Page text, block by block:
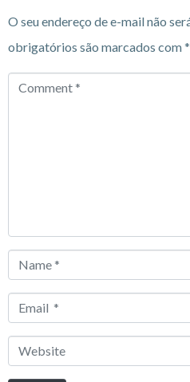
O seu endereço de e-mail não
obrigatórios são marcados com*
Comment
Name
Email
Website